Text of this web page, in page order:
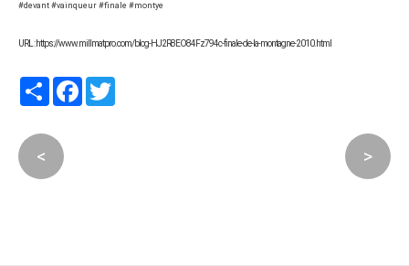
#devant #vainqueur #finale #montye
URL : https://www.millmatpro.com/blog-HJ2R8EO84Fz794c-finale-de-la-montagne-2010.html
PartagerFacebook
< >